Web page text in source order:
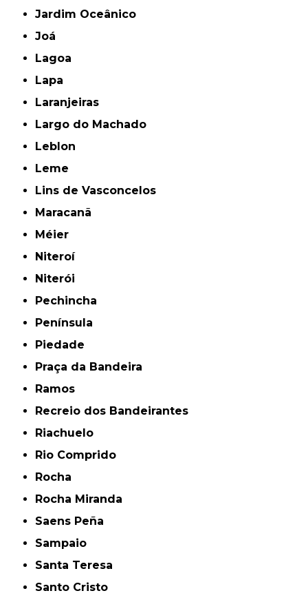
Jardim Oceânico
Joá
Lagoa
Lapa
Laranjeiras
Largo do Machado
Leblon
Leme
Lins de Vasconcelos
Maracanã
Méier
Niteroí
Niterói
Pechincha
Península
Piedade
Praça da Bandeira
Ramos
Recreio dos Bandeirantes
Riachuelo
Rio Comprido
Rocha
Rocha Miranda
Saens Peña
Sampaio
Santa Teresa
Santo Cristo